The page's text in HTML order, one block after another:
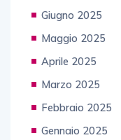
Giugno 2025
Maggio 2025
Aprile 2025
Marzo 2025
Febbraio 2025
Gennaio 2025